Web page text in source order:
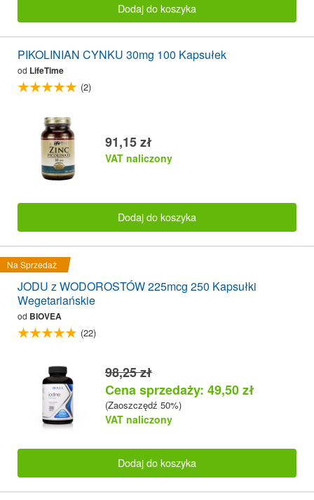
Dodaj do koszyka
PIKOLINIAN CYNKU 30mg 100 Kapsułek
od LifeTime
(2)
91,15 zł
VAT naliczony
Dodaj do koszyka
Na Sprzedaż
JODU z WODOROSTÓW 225mcg 250 Kapsułki
Wegetariańskie
od BIOVEA
(22)
98,25 zł
Cena sprzedaży: 49,50 zł
(Zaoszczędź 50%)
VAT naliczony
Dodaj do koszyka